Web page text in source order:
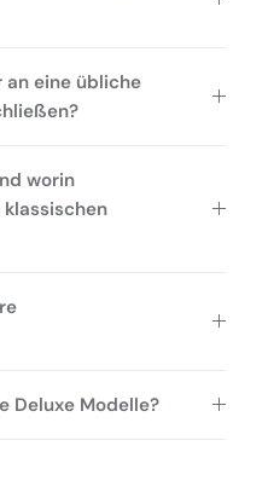
an eine übliche
worin
Deluxe Modelle?